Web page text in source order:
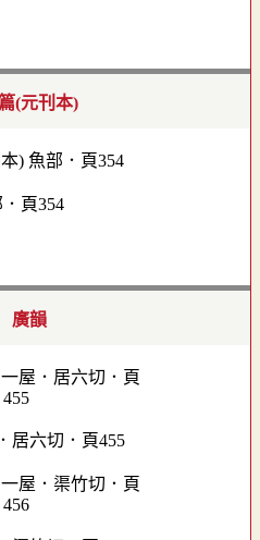
(元刊本)
頁354
廣韻
居六切．頁455